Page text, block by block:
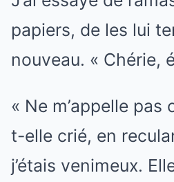
papiers, de les lui
nouveau. « Chérie,
« Ne m’appelle pas
t-elle crié, en
j’étais venimeux.